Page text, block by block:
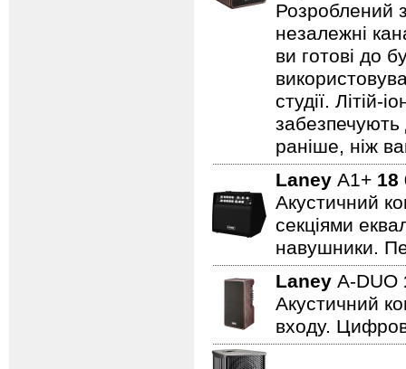
Розроблений
незалежні
ви готові до
студії. Літій-
забезпечують
раніше, ніж
Laney A1+ 18
Акустичний
секціями
навушники.
Laney A-DUO
Акустичний
входу.